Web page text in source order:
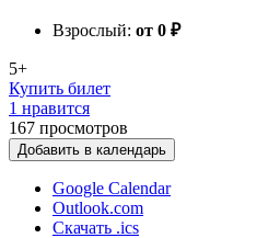
Взрослый: от 0 ₽
5+
Купить билет
1 нравится
167 просмотров
Добавить в календарь
Google Calendar
Outlook.com
Скачать .ics